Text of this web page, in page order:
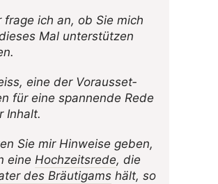
frage ich an, ob Sie mich
Mal unter­stützen
eine der Voraus­set­
für eine span­nende Rede
Inhalt.
Sie mir Hinweise geben,
eine Hoch­zeits­rede, die
des Bräu­ti­gamshält, so